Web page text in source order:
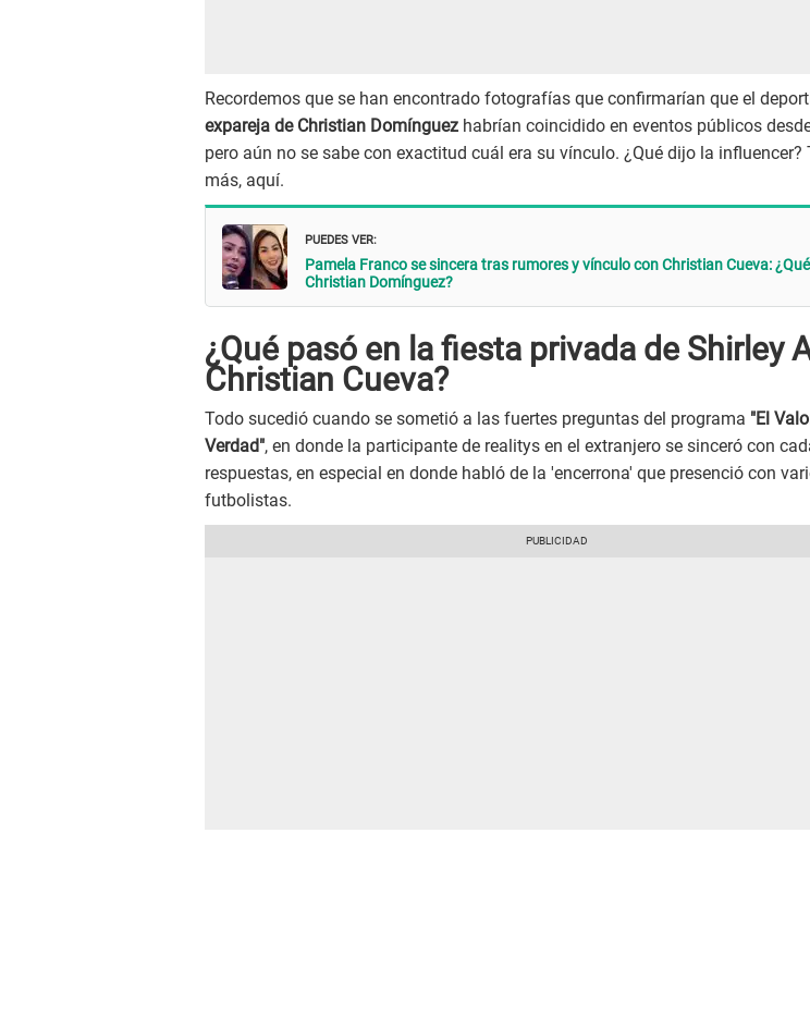
Recordemos que se han encontrado fotografías que confirmarían que el
expareja de Christian Domínguez habrían coincidido en eventos públicos
pero aún no se sabe con exactitud cuál era su vínculo. ¿Qué dijo la influencer?
más, aquí.
PUEDES VER:
Pamela Franco se sincera tras rumores y vínculo con Christian Cueva:
Christian Domínguez?
¿Qué pasó en la fiesta privada de Shirley
Christian Cueva?
Todo sucedió cuando se sometió a las fuertes preguntas del programa "El
Verdad", en donde la participante de realitys en el extranjero se sinceró con
respuestas, en especial en donde habló de la 'encerrona' que presenció con
futbolistas.